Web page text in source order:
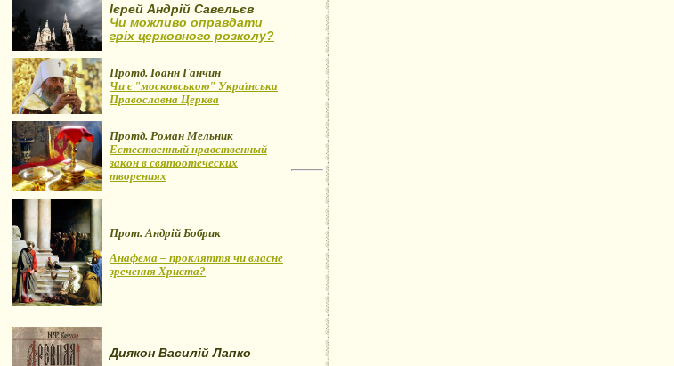
Ієрей Андрій Савельєв
Чи можливо оправдати
гріх церковного розколу?
Протд. Іоанн Ганчин
Чи є "московською" Українська
Православна Церква
Протд. Роман Мельник
Естественный нравственный
закон в святоотеческих
творениях
Прот. Андрій Бобрик
Анафема – прокляття чи власне
зречення Христа?
Диякон Василій Лапко